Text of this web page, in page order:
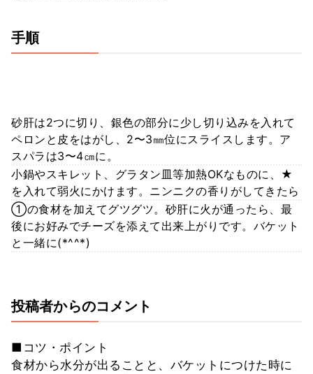
手順
砂肝は2つに切り、銀色の部分に少し切り込みを入れて
ペロンと皮をはがし、2〜3㎜位にスライスします。ア
スパラは3〜4㎝に。
小鍋やスキレット、グラタン皿等加熱OKなものに、★
を入れて弱火にかけます。ニンニクの香りがしてきたら
①の食材を加えてグツグツ。砂肝に火が通ったら、最
後にお好みでチーズを添えて出来上がりです。バケット
と一緒に(*^^*)
投稿者からのコメント
■コツ・ポイント
食材から水分が出ることと、バケットにつけた時に